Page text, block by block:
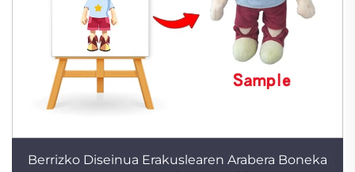
Berrizko Diseinua Erakuslearen Arabera Boneka